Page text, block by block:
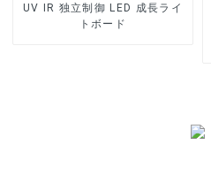
UV IR 独立制御 LED 成長ライ
トボード